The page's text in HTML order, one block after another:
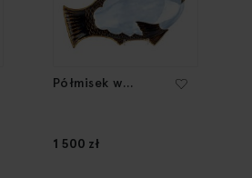
Półmisek w
1 500 zł